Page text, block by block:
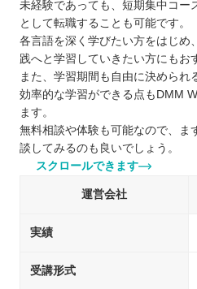
未経験であっても、短期集中コー
として転職することも可能です。
各言語を深く学びたい方をはじめ
践へと学習していきたい方にもお
また、学習期間も自由に決められ
効率的な学習ができる点もDMM
ます。
無料相談や体験も可能なので、ま
談してみるのも良いでしょう。
スクロールできます
運営会社
実績
受講形式